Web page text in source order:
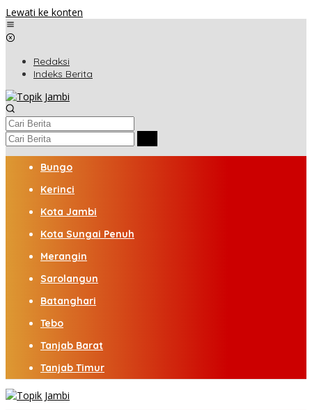
Lewati ke konten
Redaksi
Indeks Berita
Bungo
Kerinci
Kota Jambi
Kota Sungai Penuh
Merangin
Sarolangun
Batanghari
Tebo
Tanjab Barat
Tanjab Timur